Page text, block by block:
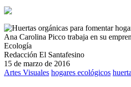
Ana Carolina Picco trabaja en su
Ecología
Redacción El Santafesino
15 de marzo de 2016
Artes Visuales hogares ecológicos